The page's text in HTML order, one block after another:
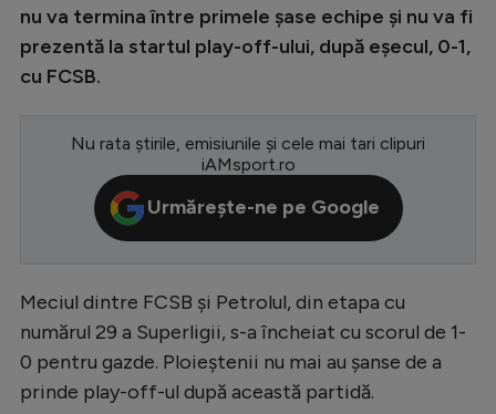
Champions League
CM 2026
Premier League
Serie A
Bundesliga
Ligue 1
nu va termina între primele șase echipe și nu va fi
prezentă la startul play-off-ului, după eșecul, 0-1,
cu FCSB.
Nu rata știrile, emisiunile și cele mai tari clipuri
iAMsport.ro
Urmărește-ne pe Google
Meciul dintre FCSB și Petrolul, din etapa cu
numărul 29 a Superligii, s-a încheiat cu scorul de 1-
0 pentru gazde. Ploieștenii nu mai au șanse de a
prinde play-off-ul după această partidă.